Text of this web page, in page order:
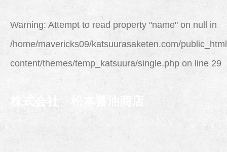
Warning: Attempt to read property "name" on null in
/home/mavericks09/katsuurasaketen.com/
content/themes/temp_katsuura/single.php on line 29
株式会社 松本醤油商店